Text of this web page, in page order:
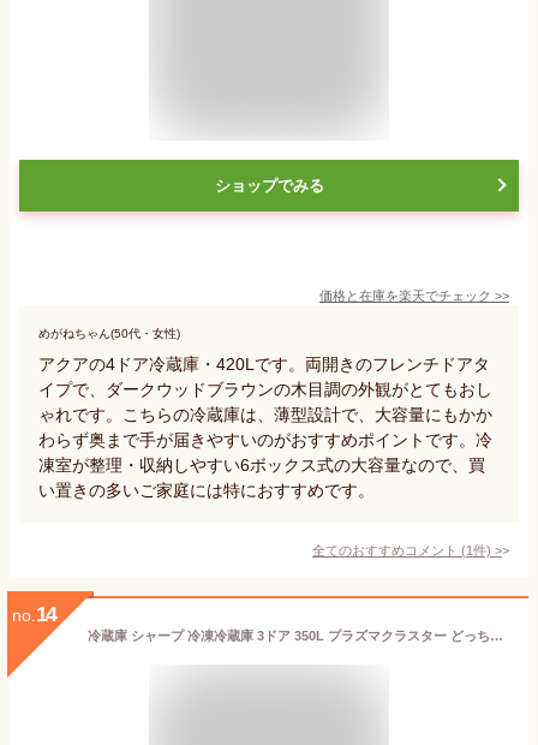
ショップでみる
価格と在庫を楽天でチェック >>
めがねちゃん(50代・女性)
アクアの4ドア冷蔵庫・420Lです。両開きのフレンチドアタ
イプで、ダークウッドブラウンの木目調の外観がとてもおし
ゃれです。こちらの冷蔵庫は、薄型設計で、大容量にもかか
わらず奥まで手が届きやすいのがおすすめポイントです。冷
凍室が整理・収納しやすい6ボックス式の大容量なので、買
い置きの多いご家庭には特におすすめです。
全てのおすすめコメント (1件) >
no. 14
冷蔵庫 シャープ 冷凍冷蔵庫 3ドア 350L プラズマクラスター どっちもドア ガラスドア SJ-GW35F-R 300リットル〜 2〜3人向け 家電 キッチ